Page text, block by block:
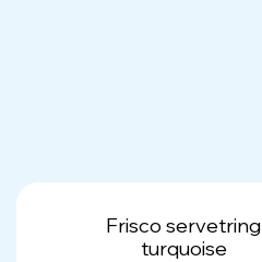
Frisco servetring
turquoise